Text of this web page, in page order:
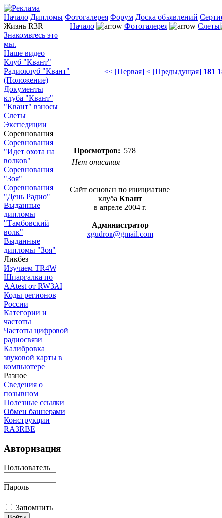
Начало Дипломы Фотогалерея Форум Доска объявлений
Жизнь R3R
Знакомьтесь это
мы.
Наше видео
Клуб "Квант"
Радиоклуб "Квант"
(Положение)
Документы
клуба "Квант"
"Квант" взносы
Слеты
Экспедиции
Соревнования
Соревнования
"Идет охота на
волков"
Соревнования
"Зоя"
Соревнования
"День Радио"
Выданные
дипломы
"Тамбовский
волк"
Выданные
дипломы "Зоя"
Ликбез
Изучаем TR4W
Шпаргалка по
AAtest от RW3AI
Коды регионов
России
Категории и
частоты
Частоты цифровой
радиосвязи
Калибровка
звуковой карты в
компьютере
Разное
Сведения о
позывном
Полезные ссылки
Обмен баннерами
Конструкции
RA3RBE
Авторизация
Пользователь
Пароль
Запомнить
Начало Фотогалерея Слеты
<< [Первая] < [Предыдущая] 181
Просмотров: 578
Нет описания
Сайт основан по инициативе
клуба Квант
в апреле 2004 г.
Администратор
xgudron@gmail.com